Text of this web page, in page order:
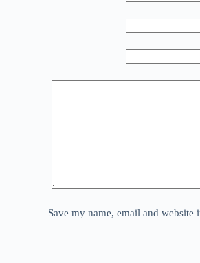
Save my name, email and website